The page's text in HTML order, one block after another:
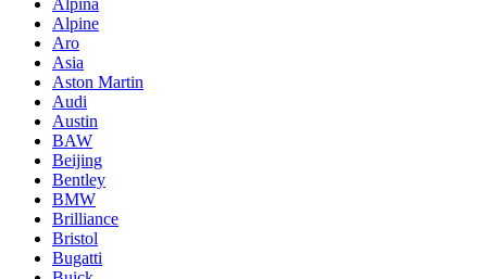
Alpina
Alpine
Aro
Asia
Aston Martin
Audi
Austin
BAW
Beijing
Bentley
BMW
Brilliance
Bristol
Bugatti